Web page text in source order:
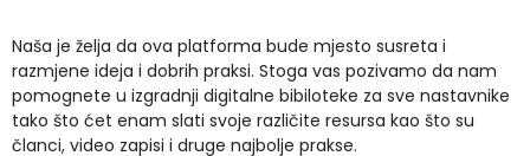
Naša je želja da ova platforma bude mjesto susreta i
razmjene ideja i dobrih praksi. Stoga vas pozivamo da nam
pomognete u izgradnji digitalne bibiloteke za sve nastavnike
tako što ćet enam slati svoje različite resursa kao što su
članci, video zapisi i druge najbolje prakse.